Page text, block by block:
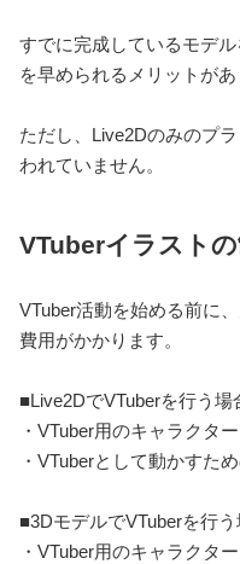
すでに完成しているモデ
を早められるメリットがあ
ただし、Live2Dのみのプ
われていません。
VTuberイラスト
VTuber活動を始める前に
費用がかかります。
■Live2DでVTuberを行う場
・VTuber用のキャラクタ
・VTuberとして動かすた
■3DモデルでVTuberを行う
・VTuber用のキャラクタ